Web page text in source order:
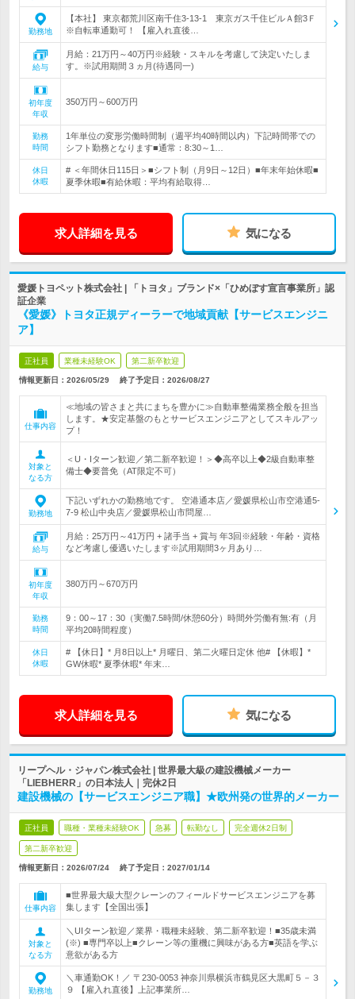
勤務地
【本社】 東京都荒川区南千住3-13-1 東京ガス千住ビルＡ館3Ｆ
※自転車通勤可！ 【雇入れ直後…
給与
月給：21万円～40万円※経験・スキルを考慮して決定いたしま
す。※試用期間３ヵ月(待遇同一)
初年度
年収
350万円～600万円
勤務
時間
1年単位の変形労働時間制（週平均40時間以内）下記時間帯での
シフト勤務となります■通常：8:30～1…
休日
休暇
# ＜年間休日115日＞■シフト制（月9日～12日）■年末年始休暇■
夏季休暇■有給休暇：平均有給取得…
求人詳細を見る 気になる
愛媛トヨペット株式会社 | 「トヨタ」ブランド×「ひめぼす宣言事業所」認
証企業
《愛媛》トヨタ正規ディーラーで地域貢献【サービスエンジニ
ア】
正社員 業種未経験OK 第二新卒歓迎
情報更新日：2026/05/29 終了予定日： 2026/08/27
仕事内容
≪地域の皆さまと共にまちを豊かに≫自動車整備業務全般を担当
します。★安定基盤のもとサービスエンジニアとしてスキルアッ
プ！
対象と
なる方
＜U・Iターン歓迎／第二新卒歓迎！＞◆高卒以上◆2級自動車整
備士◆要普免（AT限定不可）
勤務地
下記いずれかの勤務地です。 空港通本店／愛媛県松山市空港通5-
7-9 松山中央店／愛媛県松山市問屋…
給与
月給：25万円～41万円 + 諸手当 + 賞与 年3回※経験・年齢・資格
など考慮し優遇いたします※試用期間3ヶ月あり…
初年度
年収
380万円～670万円
勤務
時間
9：00～17：30（実働7.5時間/休憩60分）時間外労働有無:有（月
平均20時間程度）
休日
休暇
# 【休日】* 月8日以上* 月曜日、第二火曜日定休 他# 【休暇】*
GW休暇* 夏季休暇* 年末…
求人詳細を見る 気になる
リープヘル・ジャパン株式会社 | 世界最大級の建設機械メーカー
「LIEBHERR」の日本法人｜完休2日
建設機械の【サービスエンジニア職】★欧州発の世界的メーカー
正社員 職種・業種未経験OK 急募 転勤なし 完全週休2日制
第二新卒歓迎
情報更新日：2026/07/24 終了予定日： 2027/01/14
仕事内容
■世界最大級大型クレーンのフィールドサービスエンジニアを募
集します【全国出張】
対象と
なる方
＼UIターン歓迎／業界・職種未経験、第二新卒歓迎！■35歳未満
(※) ■専門卒以上■クレーン等の重機に興味がある方■英語を学ぶ
意欲がある方
勤務地
＼車通勤OK！／ 〒230-0053 神奈川県横浜市鶴見区大黒町５－３
９ 【雇入れ直後】上記事業所…